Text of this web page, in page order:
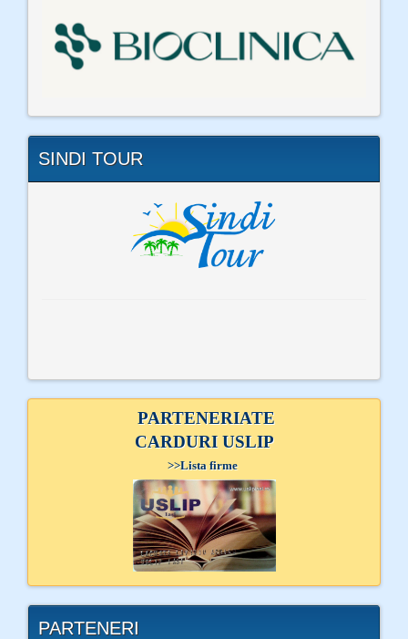
SINDI TOUR
PARTENERIATE
CARDURI USLIP
>>Lista firme
PARTENERI